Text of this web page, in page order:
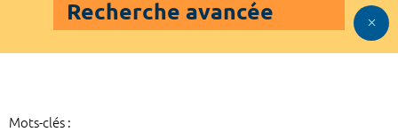
Recherche avancée
Mots-clés :